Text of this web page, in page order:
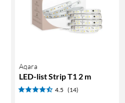
Aqara
LED-list Strip T1 2 m
4.5 (14)